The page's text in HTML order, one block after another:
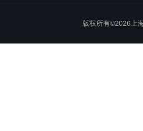
版权所有©2026